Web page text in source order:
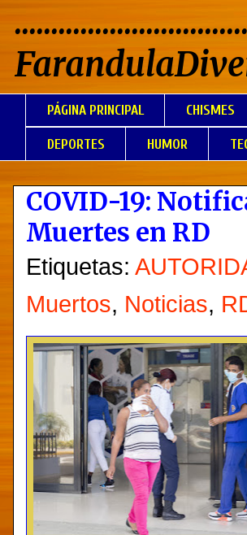
PÁGINA PRINCIPAL CHISMES
DEPORTES HUMOR
COVID-19:
Muertes en RD
Etiquetas:
Muertos, Noticias,